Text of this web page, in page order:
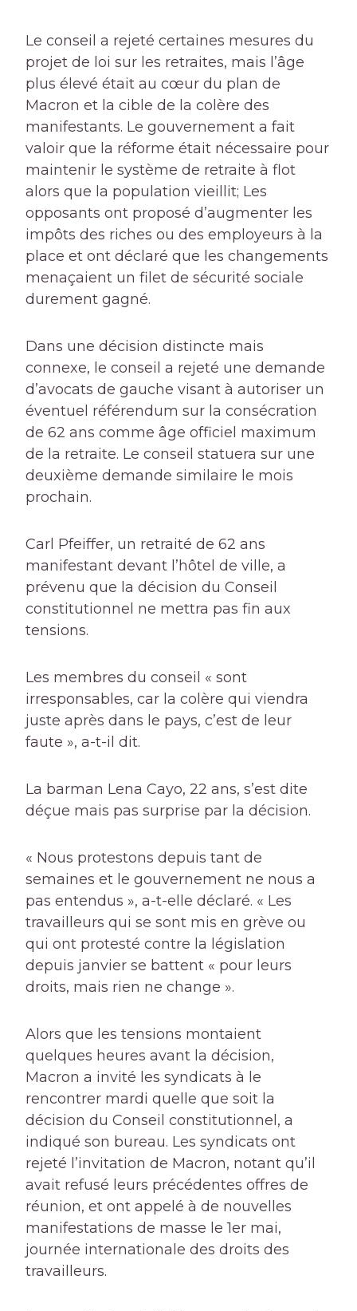
Le conseil a rejeté certaines mesures du
projet de loi sur les retraites, mais l’âge
plus élevé était au cœur du plan de
Macron et la cible de la colère des
manifestants. Le gouvernement a fait
valoir que la réforme était nécessaire pour
maintenir le système de retraite à flot
alors que la population vieillit; Les
opposants ont proposé d’augmenter les
impôts des riches ou des employeurs à la
place et ont déclaré que les changements
menaçaient un filet de sécurité sociale
durement gagné.
Dans une décision distincte mais
connexe, le conseil a rejeté une demande
d’avocats de gauche visant à autoriser un
éventuel référendum sur la consécration
de 62 ans comme âge officiel maximum
de la retraite. Le conseil statuera sur une
deuxième demande similaire le mois
prochain.
Carl Pfeiffer, un retraité de 62 ans
manifestant devant l’hôtel de ville, a
prévenu que la décision du Conseil
constitutionnel ne mettra pas fin aux
tensions.
Les membres du conseil « sont
irresponsables, car la colère qui viendra
juste après dans le pays, c’est de leur
faute », a-t-il dit.
La barman Lena Cayo, 22 ans, s’est dite
déçue mais pas surprise par la décision.
« Nous protestons depuis tant de
semaines et le gouvernement ne nous a
pas entendus », a-t-elle déclaré. « Les
travailleurs qui se sont mis en grève ou
qui ont protesté contre la législation
depuis janvier se battent « pour leurs
droits, mais rien ne change ».
Alors que les tensions montaient
quelques heures avant la décision,
Macron a invité les syndicats à le
rencontrer mardi quelle que soit la
décision du Conseil constitutionnel, a
indiqué son bureau. Les syndicats ont
rejeté l’invitation de Macron, notant qu’il
avait refusé leurs précédentes offres de
réunion, et ont appelé à de nouvelles
manifestations de masse le 1er mai,
journée internationale des droits des
travailleurs.